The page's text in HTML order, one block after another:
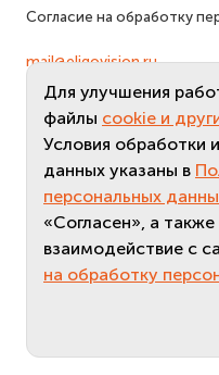
Согласие на обработку
mail@eligovision.ru
+7 (495) 740 08 16
© ООО "ЭлигоВижн",
Для улучшения
файлы cookie и
Условия обработки
данных указаны в
персональных
«Согласен», а
взаимодействие с
на обработку